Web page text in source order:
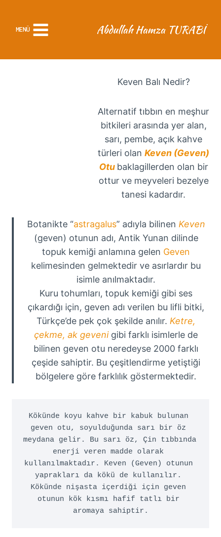
content
MENÜ
Keven Balı Nedir?
Alternatif tıbbın en meşhur
bitkileri arasında yer alan,
sarı, pembe, açık kahve
türleri olanKeven (Geven)
Otu baklagillerden olan bir
ottur ve meyveleri bezelye
tanesi kadardır.
Botanikte “astragalus” adıyla bilinen Keven
(geven) otunun adı, Antik Yunan dilinde
topuk kemiği anlamına gelen Geven
kelimesinden gelmektedir ve asırlardır bu
isimle anılmaktadır.
Kuru tohumları, topuk kemiği gibi ses
çıkardığı için, geven adı verilen bu lifli bitki,
Türkçe’de pek çok şekilde anılır. Ketre,
çekme, ak geveni gibi farklı isimlerle de
bilinen geven otu neredeyse 2000 farklı
çeşide sahiptir. Bu çeşitlendirme yetiştiği
bölgelere göre farklılık göstermektedir.
Kökünde koyu kahve bir kabuk bulunan
geven otu, soyulduğunda sarı bir öz
meydana gelir. Bu sarı öz, Çin tıbbında
enerji veren madde olarak
kullanılmaktadır. Keven (Geven) otunun
yaprakları da kökü de kullanılır.
Kökünde nişasta içerdiği için geven
otunun kök kısmı hafif tatlı bir
aromaya sahiptir.